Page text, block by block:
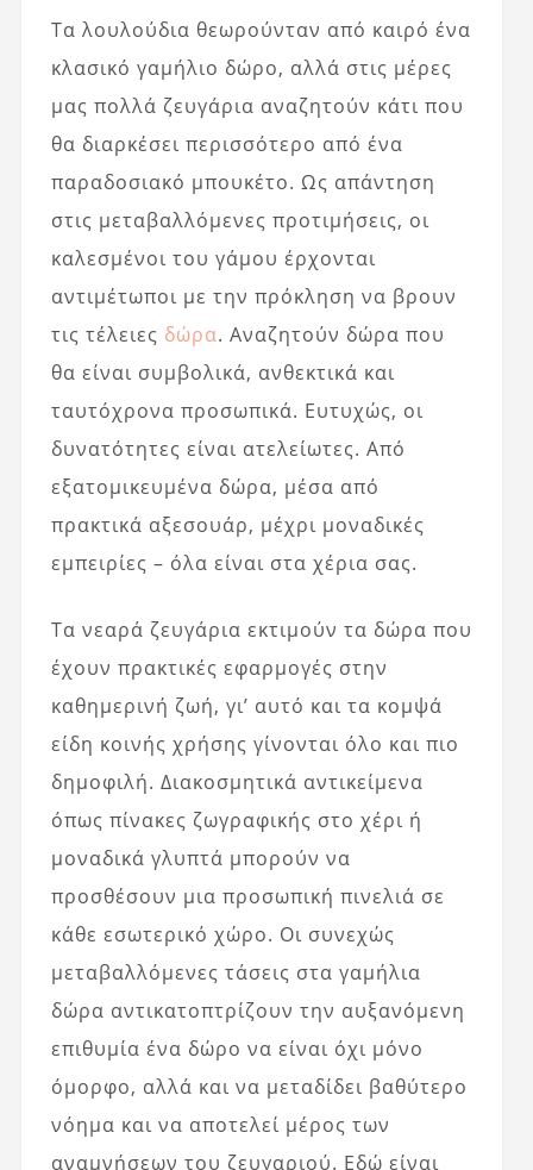
Τα λουλούδια θεωρούνταν από καιρό ένα
κλασικό γαμήλιο δώρο, αλλά στις μέρες
μας πολλά ζευγάρια αναζητούν κάτι που
θα διαρκέσει περισσότερο από ένα
παραδοσιακό μπουκέτο. Ως απάντηση
στις μεταβαλλόμενες προτιμήσεις, οι
καλεσμένοι του γάμου έρχονται
αντιμέτωποι με την πρόκληση να βρουν
τις τέλειες δώρα. Αναζητούν δώρα που
θα είναι συμβολικά, ανθεκτικά και
ταυτόχρονα προσωπικά. Ευτυχώς, οι
δυνατότητες είναι ατελείωτες. Από
εξατομικευμένα δώρα, μέσα από
πρακτικά αξεσουάρ, μέχρι μοναδικές
εμπειρίες – όλα είναι στα χέρια σας.
Τα νεαρά ζευγάρια εκτιμούν τα δώρα που
έχουν πρακτικές εφαρμογές στην
καθημερινή ζωή, γι’ αυτό και τα κομψά
είδη κοινής χρήσης γίνονται όλο και πιο
δημοφιλή. Διακοσμητικά αντικείμενα
όπως πίνακες ζωγραφικής στο χέρι ή
μοναδικά γλυπτά μπορούν να
προσθέσουν μια προσωπική πινελιά σε
κάθε εσωτερικό χώρο. Οι συνεχώς
μεταβαλλόμενες τάσεις στα γαμήλια
δώρα αντικατοπτρίζουν την αυξανόμενη
επιθυμία ένα δώρο να είναι όχι μόνο
όμορφο, αλλά και να μεταδίδει βαθύτερο
νόημα και να αποτελεί μέρος των
αναμνήσεων του ζευγαριού. Εδώ είναι